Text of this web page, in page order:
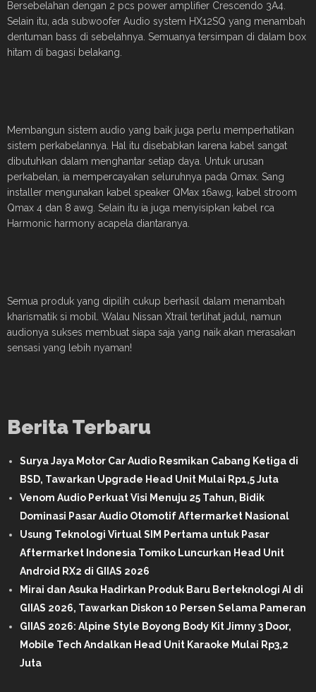
Bersebelahan dengan 2 pcs power amplifier Crescendo 3A4.
Selain itu, ada subwoofer Audio system HX12SQ yang menambah
dentuman bass di sebelahnya. Semuanya tersimpan di dalam box
hitam di bagasi belakang.
Membangun sistem audio yang baik juga perlu memperhatikan
sistem perkabelannya. Hal itu disebabkan karena kabel sangat
dibutuhkan dalam menghantar setiap daya. Untuk urusan
perkabelan, ia mempercayakan seluruhnya pada Qmax. Sang
installer mengunakan kabel speaker QMax 16awg, kabel stroom
Qmax 4 dan 8 awg. Selain itu ia juga menyisipkan kabel rca
Harmonic harmony acapela diantaranya.
Semua produk yang dipilih cukup berhasil dalam menambah
kharismatik si mobil. Walau Nissan Xtrail terlihat jadul, namun
audionya sukses membuat siapa saja yang naik akan merasakan
sensasi yang lebih nyaman!
Berita Terbaru
Surya Jaya Motor Car Audio Resmikan Cabang Ketiga di
BSD, Tawarkan Upgrade Head Unit Mulai Rp1,5 Juta
Venom Audio Perkuat Visi Menuju 25 Tahun, Bidik
Dominasi Pasar Audio Otomotif Aftermarket Nasional
Usung Teknologi Virtual SIM Pertama untuk Pasar
Aftermarket Indonesia Tomiko Luncurkan Head Unit
Android RX2 di GIIAS 2026
Mirai dan Asuka Hadirkan Produk Baru Berteknologi AI di
GIIAS 2026, Tawarkan Diskon 10 Persen Selama Pameran
GIIAS 2026: Alpine Style Boyong Body Kit Jimny 3 Door,
Mobile Tech Andalkan Head Unit Karaoke Mulai Rp3,2
Juta